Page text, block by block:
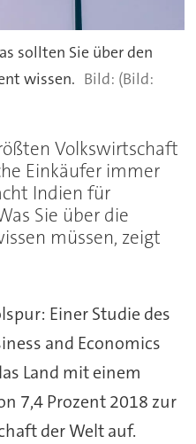
sollten Sie über den
wissen.
(Bild:
Volkswirtschaft
Einkäufer immer
Indien für
Sie über die
müssen, zeigt
Einer Studie des
and Economics
Land mit einem
7,4 Prozent 2018 zur
der Welt auf.